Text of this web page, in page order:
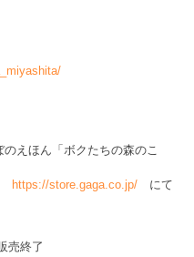
えほん「ボクたちの森のこ
https://store.gaga.co.jp/ にて
売終了